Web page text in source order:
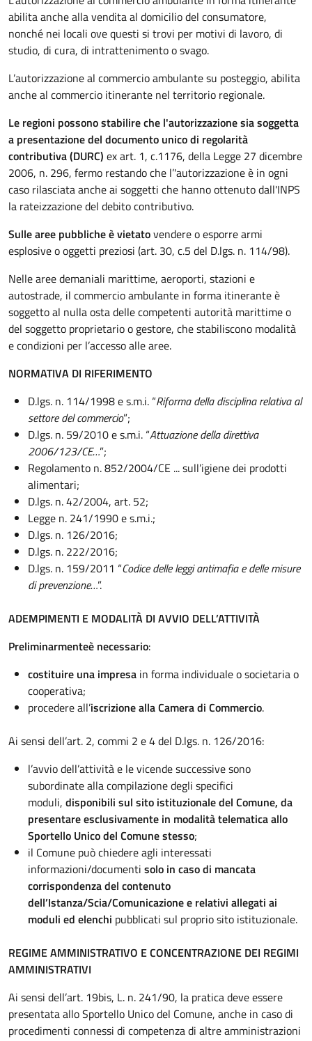
abilita anche alla vendita al domicilio del consumatore,
nonché nei locali ove questi si trovi per motivi di lavoro, di
studio, di cura, di intrattenimento o svago.
L’autorizzazione al commercio ambulante su posteggio, abilita
anche al commercio itinerante nel territorio regionale.
Le regioni possono stabilire che l'autorizzazione sia soggetta
a presentazione del documento unico di regolarità
contributiva (DURC) ex art. 1, c.1176, della Legge 27 dicembre
2006, n. 296, fermo restando che l’'autorizzazione è in ogni
caso rilasciata anche ai soggetti che hanno ottenuto dall'INPS
la rateizzazione del debito contributivo.
Sulle aree pubbliche è vietatovendere o esporre armi
esplosive o oggetti preziosi (art. 30, c.5 del D.lgs. n. 114/98).
Nelle aree demaniali marittime, aeroporti, stazioni e
autostrade, il commercio ambulante in forma itinerante è
soggetto al nulla osta delle competenti autorità marittime o
del soggetto proprietario o gestore, che stabiliscono modalità
e condizioni per l’accesso alle aree.
NORMATIVA DI RIFERIMENTO
D.lgs. n. 114/1998 e s.m.i. “Riforma della disciplina relativa al
settore del commercio”;
D.lgs. n. 59/2010 e s.m.i. “Attuazione della direttiva
2006/123/CE…”;
Regolamento n. 852/2004/CE ... sull’igiene dei prodotti
alimentari;
D.lgs. n. 42/2004, art. 52;
Legge n. 241/1990 e s.m.i.;
D.lgs. n. 126/2016;
D.lgs. n. 222/2016;
D.lgs. n. 159/2011 “Codice delle leggi antimafia e delle misure
di prevenzione…”.
ADEMPIMENTI E MODALITÀ DI AVVIO DELL’ATTIVITÀ
Preliminarmenteè necessario:
costituire una impresa in forma individuale o societaria o
cooperativa;
procedere all’iscrizione alla Camera di Commercio.
Ai sensi dell’art. 2, commi 2 e 4 del D.lgs. n. 126/2016:
l’avvio dell’attività e le vicende successive sono
subordinate alla compilazione degli specifici
moduli, disponibili sul sito istituzionale del Comune, da
presentare esclusivamente in modalità telematica allo
Sportello Unico del Comune stesso;
il Comune può chiedere agli interessati
informazioni/documenti solo in caso di mancata
corrispondenza del contenuto
dell’Istanza/Scia/Comunicazione e relativi allegati ai
moduli ed elenchi pubblicati sul proprio sito istituzionale.
REGIME AMMINISTRATIVO E CONCENTRAZIONE DEI REGIMI
AMMINISTRATIVI
Ai sensi dell’art. 19bis, L. n. 241/90, la pratica deve essere
presentata allo Sportello Unico del Comune, anche in caso di
procedimenti connessi di competenza di altre amministrazioni